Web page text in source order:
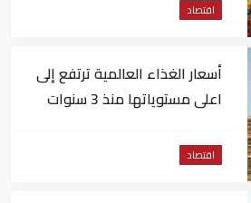
اقتصاد
أسعار الغذاء العالمية ترتفع إلى
اعلى مستوياتها منذ 3 سنوات
اقتصاد